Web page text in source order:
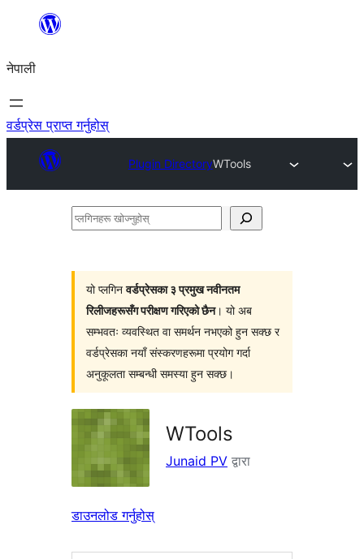
सामग्रीमा
नेपाली
वर्डप्रेस प्राप्त गर्नुहोस्
Plugin DirectoryWTools
प्लगिनहरू
यो प्लगिनवर्डप्रेसका ३ प्रमुख नवीनतम
रिलीजहरूसँग परीक्षण गरिएको छैन। यो अब
सम्भवतः व्यवस्थित वा समर्थन नभएको हुन सक्छ र
वर्डप्रेसका नयाँ संस्करणहरूमा प्रयोग गर्दा
अनुकूलता सम्बन्धी समस्या हुन सक्छ।
WTools
Junaid PV द्वारा
डाउनलोड गर्नुहोस्